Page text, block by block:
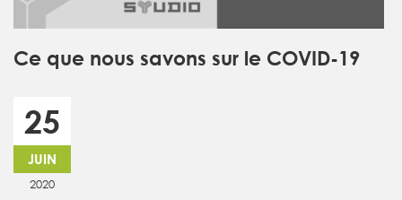
Ce que nous savons sur le COVID-19
25
JUIN
2020